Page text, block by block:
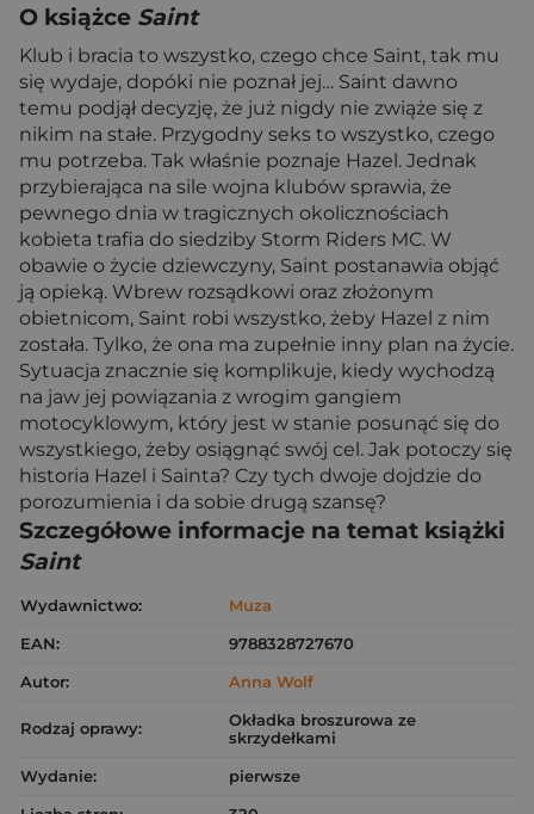
O książce Saint
Klub i bracia to wszystko, czego chce Saint, tak mu
się wydaje, dopóki nie poznał jej… Saint dawno
temu podjął decyzję, że już nigdy nie zwiąże się z
nikim na stałe. Przygodny seks to wszystko, czego
mu potrzeba. Tak właśnie poznaje Hazel. Jednak
przybierająca na sile wojna klubów sprawia, że
pewnego dnia w tragicznych okolicznościach
kobieta trafia do siedziby Storm Riders MC. W
obawie o życie dziewczyny, Saint postanawia objąć
ją opieką. Wbrew rozsądkowi oraz złożonym
obietnicom, Saint robi wszystko, żeby Hazel z nim
została. Tylko, że ona ma zupełnie inny plan na życie.
Sytuacja znacznie się komplikuje, kiedy wychodzą
na jaw jej powiązania z wrogim gangiem
motocyklowym, który jest w stanie posunąć się do
wszystkiego, żeby osiągnąć swój cel. Jak potoczy się
historia Hazel i Sainta? Czy tych dwoje dojdzie do
porozumienia i da sobie drugą szansę?
Szczegółowe informacje na temat książki
Saint
Wydawnictwo:
Muza
EAN:
9788328727670
Autor:
Anna Wolf
Rodzaj oprawy:
Okładka broszurowa ze
skrzydełkami
Wydanie:
pierwsze